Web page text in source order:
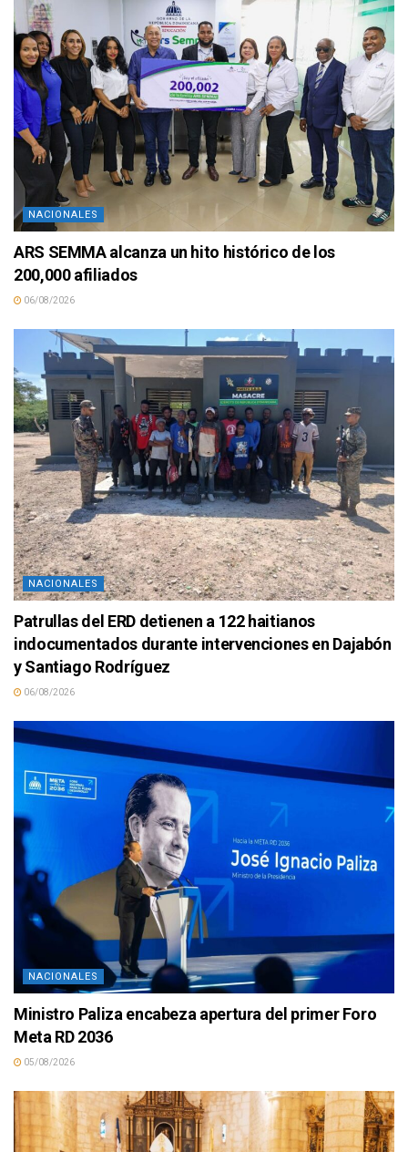
NACIONALES
ARS SEMMA alcanza un hito histórico de los
200,000 afiliados
06/08/2026
NACIONALES
Patrullas del ERD detienen a 122 haitianos
indocumentados durante intervenciones en Dajabón
y Santiago Rodríguez
06/08/2026
NACIONALES
Ministro Paliza encabeza apertura del primer Foro
Meta RD 2036
05/08/2026